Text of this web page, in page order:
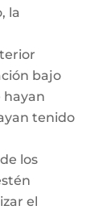
la
bajo
hayan
tenido
los
el